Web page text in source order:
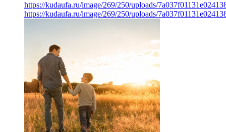
https://kudaufa.ru/image/269/250/uploads/
https://kudaufa.ru/image/269/250/uploads/